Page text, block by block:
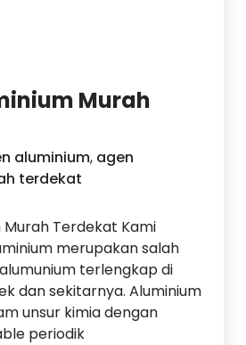
Murah
aluminium, agen
terdekat
Murah Terdekat Kami
merupakan salah
terlengkap di
dan sekitarnya. Aluminium
unsur kimia dengan
periodik